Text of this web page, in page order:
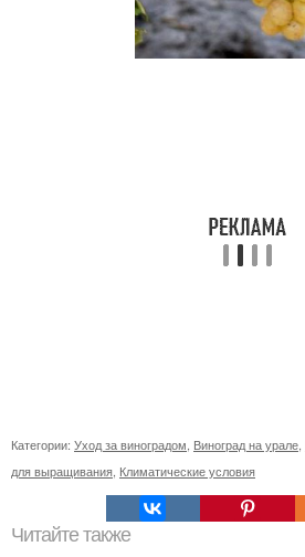
Категории: Уход за виноградом Виноград на урале
для выращивания Климатические условия
Читайте также